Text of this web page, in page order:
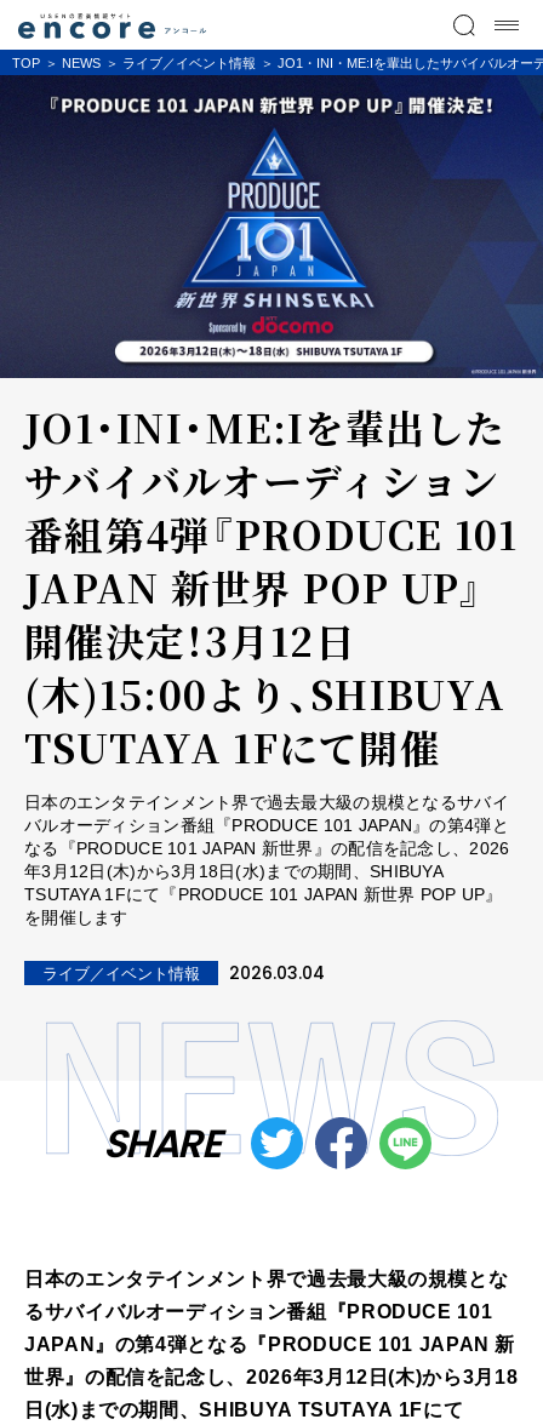
TOP NEWS ライブ／イベント情報 JO1・INI・ME:Iを輩出したサバイバルオー
JO1・INI・ME:Iを輩出した
サバイバルオーディション
番組第4弾『PRODUCE 101
JAPAN 新世界 POP UP』
開催決定！3月12日
(木)15:00より、SHIBUYA
TSUTAYA 1Fにて開催
日本のエンタテインメント界で過去最大級の規模となるサバイ
バルオーディション番組『PRODUCE 101 JAPAN』の第4弾と
なる『PRODUCE 101 JAPAN 新世界』の配信を記念し、2026
年3月12日(木)から3月18日(水)までの期間、SHIBUYA
TSUTAYA 1Fにて『PRODUCE 101 JAPAN 新世界 POP UP』
を開催します
ライブ／イベント情報 2026.03.04
SHARE
日本のエンタテインメント界で過去最大級の規模とな
るサバイバルオーディション番組『PRODUCE 101
JAPAN』の第4弾となる『PRODUCE 101 JAPAN 新
世界』の配信を記念し、2026年3月12日(木)から3月18
日(水)までの期間、SHIBUYA TSUTAYA 1Fにて